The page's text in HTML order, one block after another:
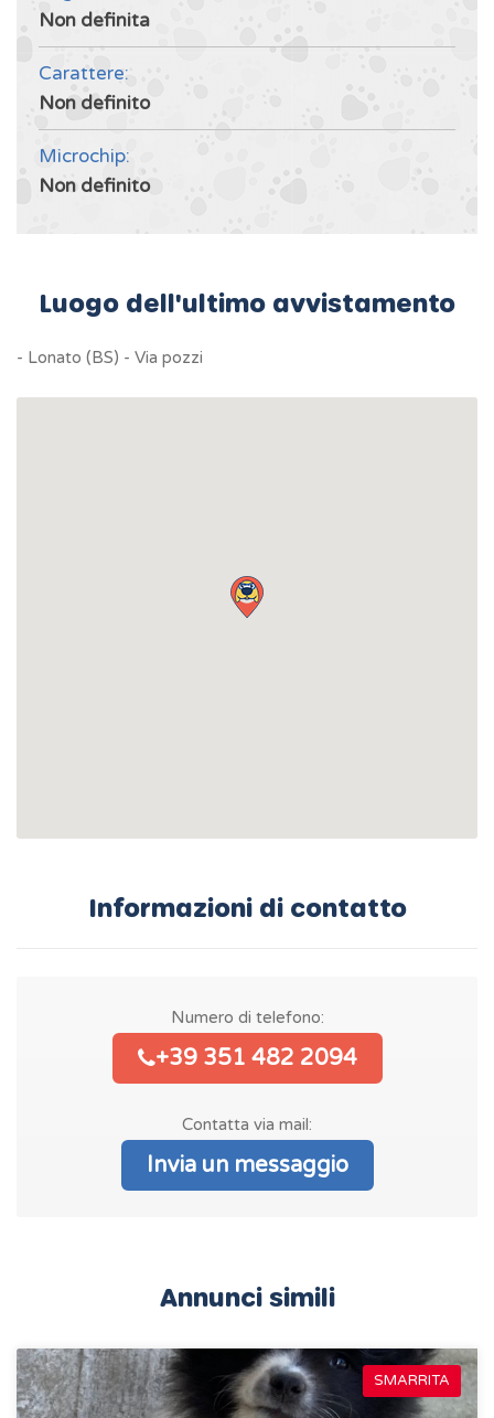
Non definita
Carattere:
Non definito
Microchip:
Non definito
Luogo dell'ultimo avvistamento
- Lonato (BS) - Via pozzi
Informazioni di contatto
Numero di telefono:
+39 351 482 2094
Contatta via mail:
Invia un messaggio
Annunci simili
SMARRITA